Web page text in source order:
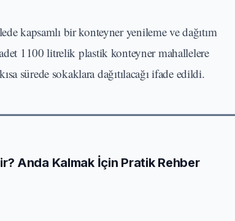
kapsamlı bir konteyner yenileme ve dağıtım
1100 litrelik plastik konteyner mahallelere
sürede sokaklara dağıtılacağı ifade edildi.
Anda Kalmak İçin Pratik Rehber